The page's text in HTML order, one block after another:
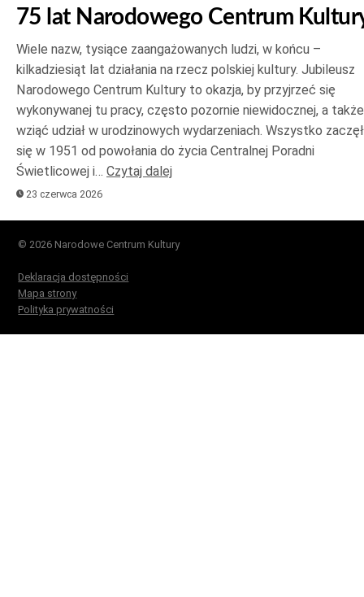
75 lat Narodowego Centrum
Wiele nazw, tysiące zaangażowanych ludzi, w końcu –
kilkadziesiąt lat działania na rzecz polskiej kultury. Jubileusz
Narodowego Centrum Kultury to okazja, by przyjrzeć się
wykonywanej tu pracy, często pozornie niewidocznej, a także
wziąć udział w urodzinowych wydarzeniach. Wszystko
się w 1951 od powołania do życia Centralnej Poradni
Świetlicowej i… Czytaj dalej
23 czerwca 2026
© 2026 Narodowe Centrum Kultury
Deklaracja dostępności
Mapa strony
Polityka prywatności